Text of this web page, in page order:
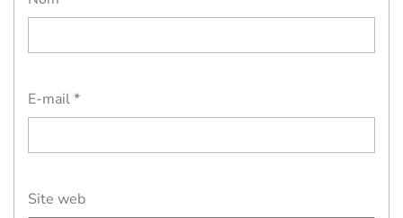
E-mail*
Site web